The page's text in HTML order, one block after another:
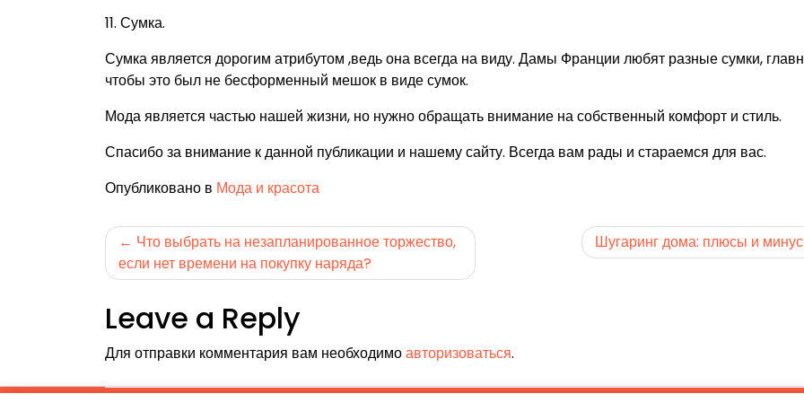
11. Сумка.
Сумка является дорогим атрибутом ,ведь она всегда на виду. Дамы Франции любят разные сумки,
чтобы это был не бесформенный мешок в виде сумок.
Мода является частью нашей жизни, но нужно обращать внимание на собственный комфорт и стиль.
Спасибо за внимание к данной публикации и нашему сайту. Всегда вам рады и стараемся для вас.
Опубликовано в Мода и красота
Навигация
по
записям
Что выбрать на незапланированное торжество,
если нет времени на покупку наряда?
Шугаринг дома: плюсы и
Leave a Reply
Для отправки комментария вам необходимоавторизоваться.